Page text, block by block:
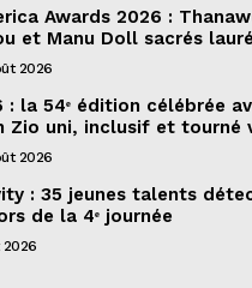
Awards 2026 :
et Manu Doll sacrés
2026
: la 54ᵉ édition célébrée
Zio uni, inclusif et tourné
2026
: 35 jeunes talents
de la 4ᵉ journée